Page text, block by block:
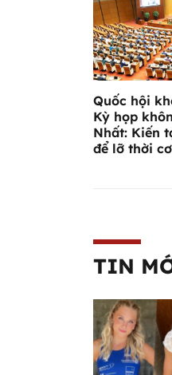
Quốc hội
Kỳ họp
Nhất: Kiến
để lỡ thời
TIN